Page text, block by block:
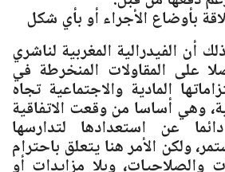
بأوضاع الأجراء أو بأي شكل
أن الفيدرالية المغربية لناشري
على المقاولات المنخرطة في
المادية والاجتماعية تجاه
وهي أساسا من وقعت الاتفاقية
عن استعدادها لتدارسها
ولكن الأمر هنا يتعلق باحترام